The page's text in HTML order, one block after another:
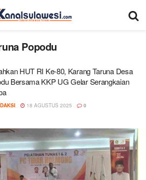
Popodu
HUT RI Ke-80, Karang Taruna Desa
Bersama KKP UG Gelar Serangkaian
18 AGUSTUS 2025 0